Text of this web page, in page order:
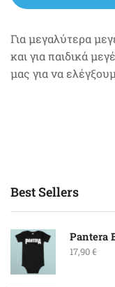
Για μεγαλύτερα
και για παιδικά
μας για να
Best Sellers
Pantera
17,90€